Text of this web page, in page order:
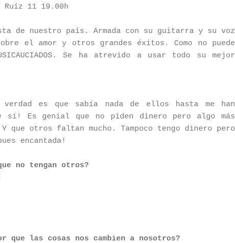
Ruíz 11 19.00h
de nuestro país. Armada con su guitarra y su voz
el amor y otros grandes éxitos. Como no puede
Se ha atrevido a usar todo su mejor
es que sabía nada de ellos hasta me han
si! Es genial que no piden dinero pero algo más
otros faltan mucho. Tampoco tengo dinero pero
encantada!
no tengan otros?
que las cosas nos cambien a nosotros?